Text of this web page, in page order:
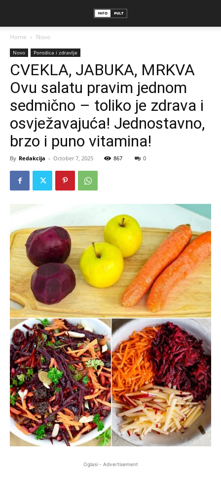
Home Novo
Novo Porodica i zdravlje
CVEKLA, JABUKA, MRKVA
Ovu salatu pravim jednom
sedmično – toliko je zdrava i
osvježavajuća! Jednostavno,
brzo i puno vitamina!
By Redakcija - October 7, 2025 867 0
Oglasi - Advertisement